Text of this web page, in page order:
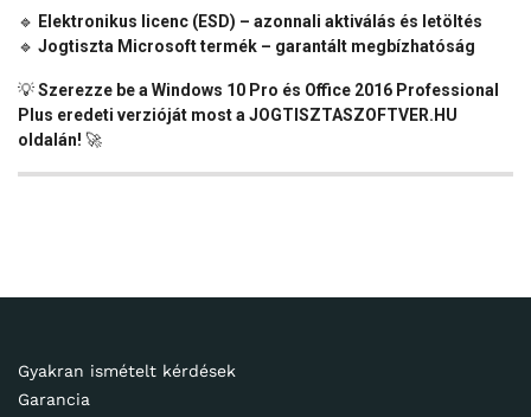
🔹 Elektronikus licenc (ESD) – azonnali aktiválás és letöltés
🔹 Jogtiszta Microsoft termék – garantált megbízhatóság
💡Szerezze be a Windows 10 Pro és Office 2016 Professional
Plus eredeti verzióját most a JOGTISZTASZOFTVER.HU
oldalán! 🚀
Gyakran ismételt kérdések
Garancia